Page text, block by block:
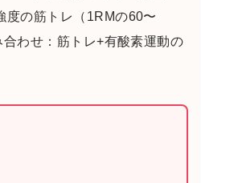
の筋トレ（1RMの60〜
わせ：筋トレ+有酸素運動の